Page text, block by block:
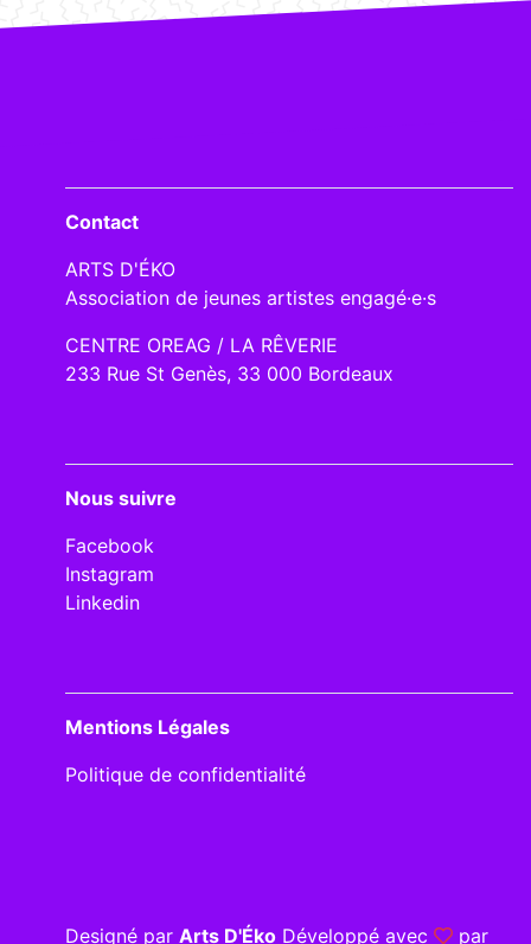
Contact
ARTS D'ÉKO
Association de jeunes artistes engagé·e·s
CENTRE OREAG / LA RÊVERIE
233 Rue St Genès, 33 000 Bordeaux
Nous suivre
Facebook
Instagram
Linkedin
Mentions Légales
Politique de confidentialité
Designé par Arts D'Éko Développé avec par